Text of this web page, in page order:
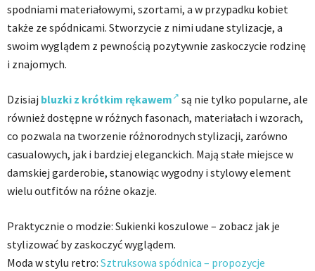
spodniami materiałowymi, szortami, a w przypadku kobiet
także ze spódnicami. Stworzycie z nimi udane stylizacje, a
swoim wyglądem z pewnością pozytywnie zaskoczycie rodzinę
i znajomych.
Dzisiaj bluzki z krótkim rękawem
są nie tylko popularne, ale
również dostępne w różnych fasonach, materiałach i wzorach,
co pozwala na tworzenie różnorodnych stylizacji, zarówno
casualowych, jak i bardziej eleganckich. Mają stałe miejsce w
damskiej garderobie, stanowiąc wygodny i stylowy element
wielu outfitów na różne okazje.
Praktycznie o modzie: Sukienki koszulowe – zobacz jak je
stylizować by zaskoczyć wyglądem.
Moda w stylu retro: Sztruksowa spódnica – propozycje